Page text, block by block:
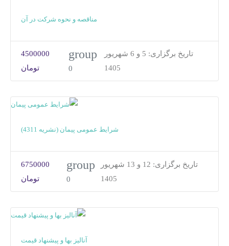
مناقصه و نحوه شرکت در آن
تاریخ برگزاری:
5 و 6 شهریور
1405
group
0
4500000
تومان
شرایط عمومی پیمان (نشریه 4311)
تاریخ برگزاری:
12 و 13 شهریور
1405
group
0
6750000
تومان
آنالیز بها و پیشنهاد قیمت